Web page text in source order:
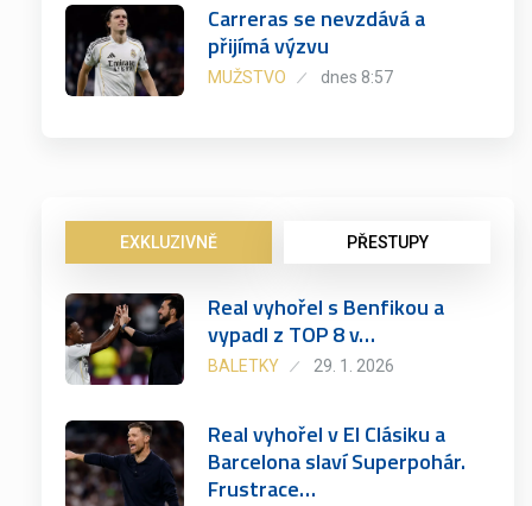
Carreras se nevzdává a
přijímá výzvu
MUŽSTVO dnes 8:57
EXKLUZIVNĚ PŘESTUPY
Real vyhořel s Benfikou a
vypadl z TOP 8 v…
BALETKY 29. 1. 2026
Real vyhořel v El Clásiku a
Barcelona slaví Superpohár.
Frustrace…